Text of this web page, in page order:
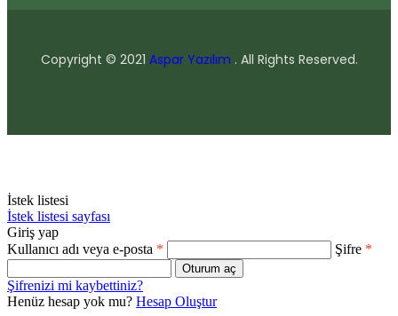
Copyright © 2021 Aspar Yazılım . All Rights Reserved.
İstek listesi
İstek listesi sayfası
Giriş yap
Kullanıcı adı veya e-posta * Şifre *
Oturum aç
Şifrenizi mi kaybettiniz?
Henüz hesap yok mu? Hesap Oluştur